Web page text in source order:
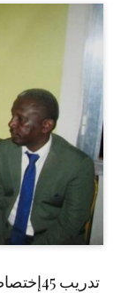
تدريب